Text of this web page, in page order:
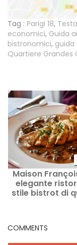
Tag : Parigi 18,
economici, Guida
bistronomici, guida
Quartiere Grandes
Maison
elegante
stile bistrot di
COMMENTS